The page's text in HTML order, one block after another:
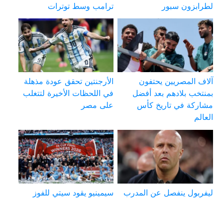
لطرابزون سبور
ترامب وسط توترات
آلاف المصريين يحتفون
بمنتخب بلادهم بعد أفضل
مشاركة في تاريخ كأس
العالم
الأرجنتين تحقق عودة مذهلة
في اللحظات الأخيرة لتتغلب
على مصر
ليفربول ينفصل عن المدرب
سيمينيو يقود سيتي للفوز